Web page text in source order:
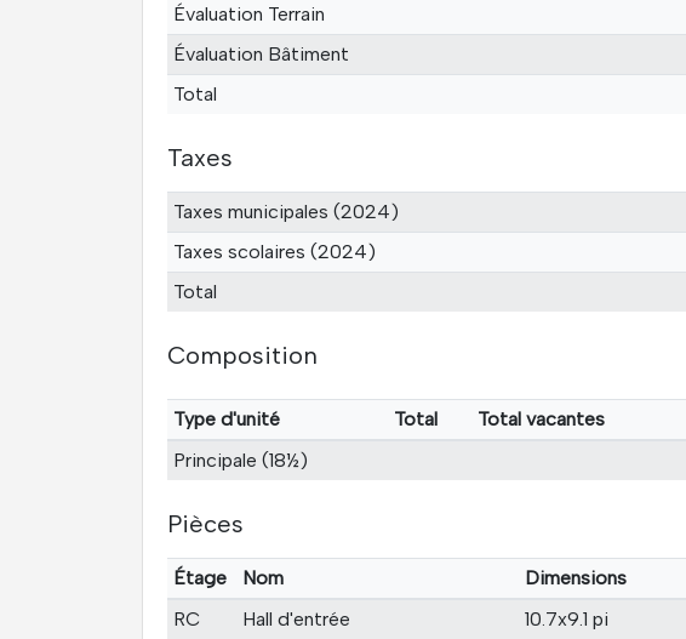
Évaluation Terrain
Évaluation Bâtiment
Total
Taxes
Taxes municipales (2024)
Taxes scolaires (2024)
Total
Composition
Type d'unité Total Total vacantes
Principale (18½)
Pièces
Étage Nom Dimensions
RC
Hall d'entrée 10.7x9.1 pi